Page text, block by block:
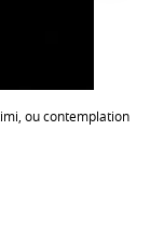
ou contemplation